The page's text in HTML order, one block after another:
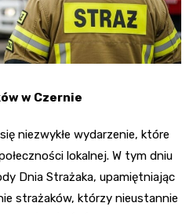
w Czernie
niezwykłe wydarzenie, które
lokalnej. W tym dniu
Dnia Strażaka, upamiętniając
strażaków, którzy nieustannie